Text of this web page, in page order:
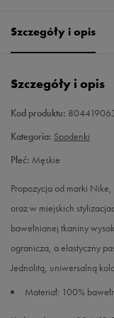
M
XXL
Szczegóły i opis
Szczegóły i opis
Kod produktu:
Kategoria: Spodenki
Płeć: Męskie
Propozycja od marki
oraz w miejskich
bawełnianej tkaniny
ogranicza, a elastyczny
Jednolitą, uniwersalną
Materiał: 100%